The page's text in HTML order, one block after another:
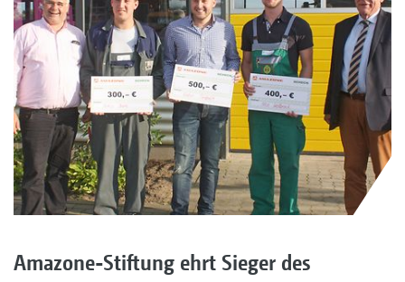
Amazone-Stiftung ehrt Sieger des